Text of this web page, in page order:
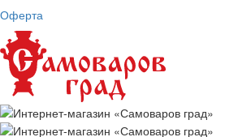
Оферта